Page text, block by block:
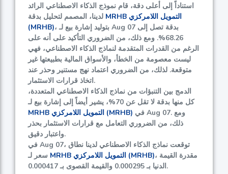
استناداً إلى أعلى دقة، قام نموذج الذكاء الاصطناعي الرائد
MRHB التمويل اللامركزي
(MRHB)
، بتوليد إشارة بيع لـ Aug 07 بدقة تصل إلى
68.26%
. ومع ذلك، من الضروري التأكيد على أنه على
الرغم من القدرات المتقدمة لنماذج الذكاء الاصطناعي، فهي
ليست معصومة من الخطأ، والأسواق المالية بطبيعتها غير
متوقعة. لذلك، من الضروري اعتماد نهج مستنير وحذر عند
اتخاذ قرارات الاستثمار.
الدمج بين التنبؤات من نماذج الذكاء الاصطناعي المتعددة،
كل منها بدقة لا تقل عن 70%
، يشير أيضاً إلى إشارة بيع لـ
MRHB التمويل اللامركزي (MRHB)
ذلك، من الضروري التعامل مع قرارات الاستثمار بحذر
واعتبار دقيق.
في Aug 07، توقعت نماذج الذكاء الاصطناعي لدينا نطاق
MRHB التمويل اللامركزي (MRHB)، مقدرة القيمة
الدنيا بـ 0.000295 والقيمة القصوى بـ 0.000417 .